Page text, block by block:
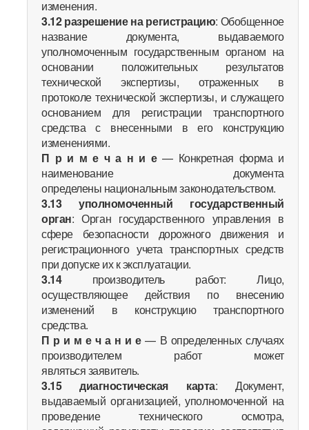
изменения.
3.12 разрешение на регистрацию: Обобщенное
название документа, выдаваемого
уполномоченным государственным органом на
основании положительных результатов
технической экспертизы, отраженных в
протоколе технической экспертизы, и служащего
основанием для регистрации транспортного
средства с внесенными в его конструкцию
изменениями.
П р и м е ч а н и е— Конкретная форма и
наименование документа
определены национальным законодательством.
3.13
уполномоченный государственный
орган: Орган государственного управления в
сфере безопасности дорожного движения и
регистрационного учета транспортных средств
при допуске их к эксплуатации.
3.14производитель работ: Лицо,
осуществляющее действия по внесению
изменений в конструкцию транспортного
средства.
П р и м е ч а н и е— В определенных случаях
производителем работ может
являться заявитель.
3.15
диагностическая карта: Документ,
выдаваемый организацией, уполномоченной на
проведение технического осмотра,